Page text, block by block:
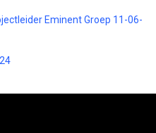
Eminent Groep 11-06-